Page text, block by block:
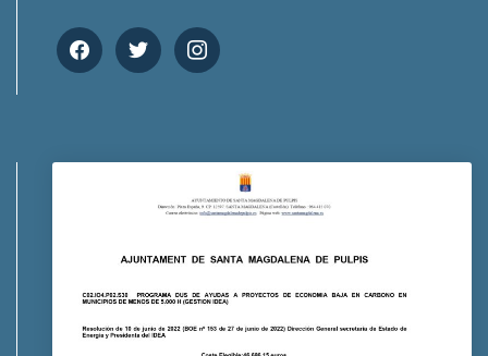
facebooktwitter instagram